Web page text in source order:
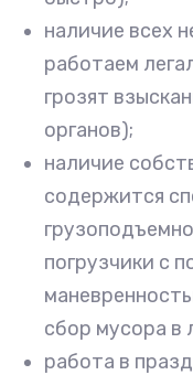
наличие всех
работаем
грозят
органов);
наличие
содержится
погрузчики с
сбор мусора в
работа в